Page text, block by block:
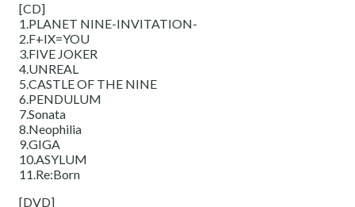
[CD]
1.PLANET NINE-INVITATION-
2.F+IX=YOU
3.FIVE JOKER
4.UNREAL
5.CASTLE OF THE NINE
6.PENDULUM
7.Sonata
8.Neophilia
9.GIGA
10.ASYLUM
11.Re:Born
[DVD]